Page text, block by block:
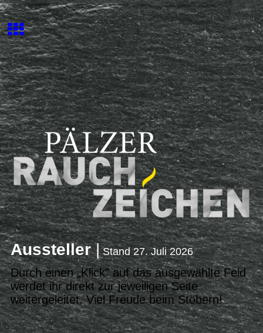
Aussteller|Stand 27. Juli 2026
Durch einen „Klick” auf das ausgewählte Feld
werdet ihr direkt zur jeweiligen Seite
weitergeleitet.Viel Freude beim Stöbern!